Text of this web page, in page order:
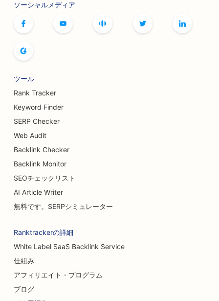
書店のためのSEO
豊胸手術のSEO
ビュッフェレストランのSEO
ハンバーガー・トラックのSEO
火傷外科医のためのSEO
ケーキショップのためのSEO
カジュアル・ダイニング・レストランのSEO
カーペット・フローリング店向けSEO対策
洗車場のSEO
カイロプラクターのためのSEO
ソーシャルメディア
ツール
Rank Tracker
Keyword Finder
SERP Checker
Web Audit
Backlink Checker
Backlink Monitor
SEOチェックリスト
AI Article Writer
無料です。SERPシミュレーター
Ranktrackerの詳細
White Label SaaS Backlink Service
仕組み
アフィリエイト・プログラム
ブログ